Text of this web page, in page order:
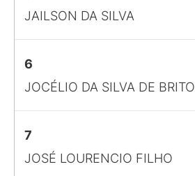
JAILSON DA SILVA
6
JOCÉLIO DA SILVA DE BRITO
7
JOSÉ LOURENCIO FILHO